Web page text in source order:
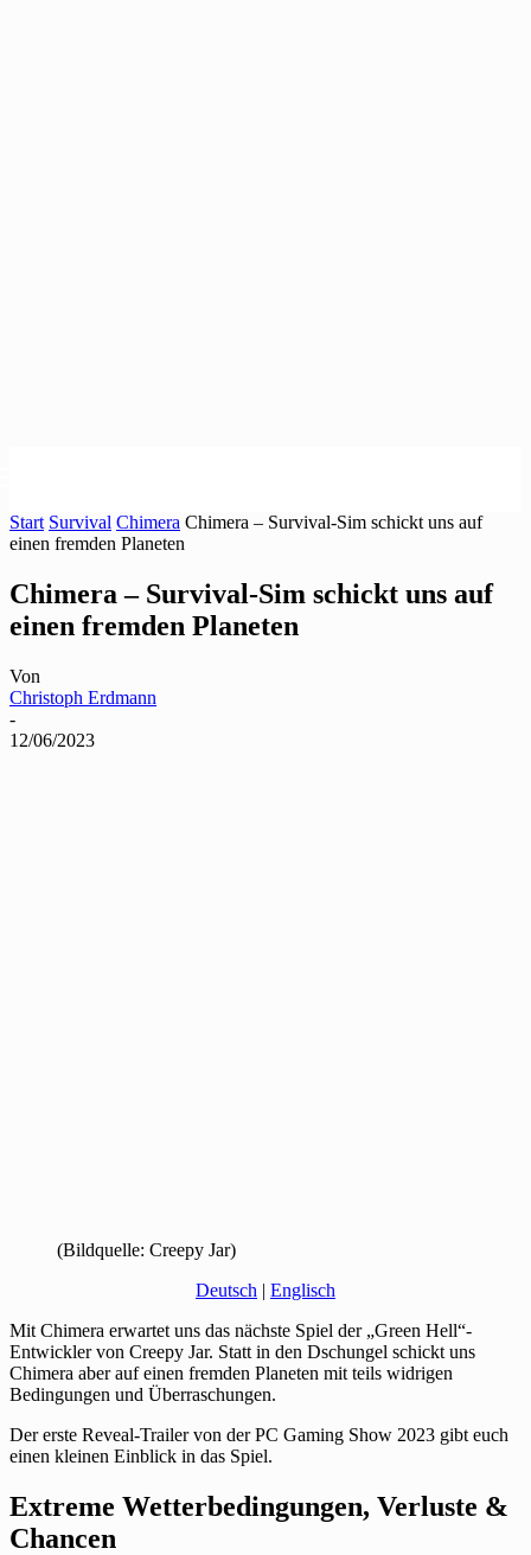
Start Survival Chimera Chimera – Survival-Sim schickt uns auf
einen fremden Planeten
Chimera – Survival-Sim schickt uns auf
einen fremden Planeten
Von
Christoph Erdmann
-
12/06/2023
(Bildquelle: Creepy Jar)
Deutsch | Englisch
Mit Chimera erwartet uns das nächste Spiel der „Green Hell“-
Entwickler von Creepy Jar. Statt in den Dschungel schickt uns
Chimera aber auf einen fremden Planeten mit teils widrigen
Bedingungen und Überraschungen.
Der erste Reveal-Trailer von der PC Gaming Show 2023 gibt euch
einen kleinen Einblick in das Spiel.
Extreme Wetterbedingungen, Verluste &
Chancen